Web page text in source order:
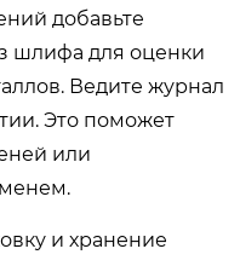
добавьте
шлифа для оценки
Ведите журнал
Это поможет
или
и хранение